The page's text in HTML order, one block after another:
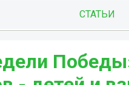
СТАТЬИ